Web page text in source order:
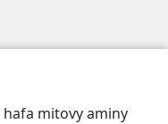
mitovy aminy